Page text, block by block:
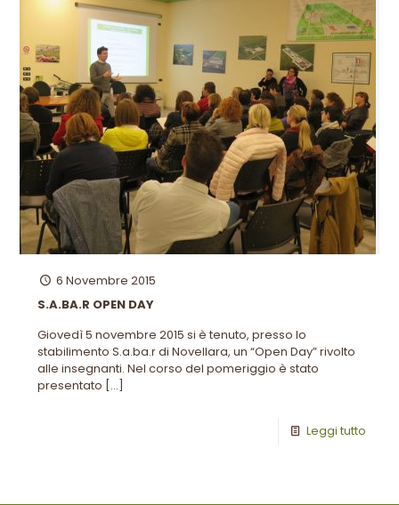
6 Novembre 2015
S.A.BA.R OPEN DAY
Giovedì 5 novembre 2015 si è tenuto, presso lo
stabilimento S.a.ba.r di Novellara, un “Open Day” rivolto
alle insegnanti. Nel corso del pomeriggio è stato
presentato […]
Leggi tutto